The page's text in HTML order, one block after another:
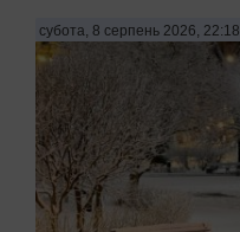
субота, 8 серпень 2026, 22:18